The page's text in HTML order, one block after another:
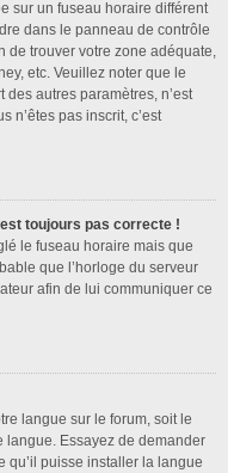
sur un fuseau horaire différent
dans le panneau de contrôle
de trouver votre zone adéquate,
etc. Veuillez noter que le
autres paramètres, n’est
n’êtes pas inscrit, c’est
toujours pas correcte !
le fuseau horaire mais que
que l’horloge du serveur
afin de lui communiquer ce
langue sur le forum, soit le
langue. Essayez de demander
qu’il puisse installer la langue